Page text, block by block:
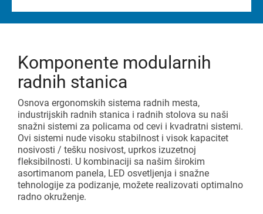
Komponente modularnih
radnih stanica
Osnova ergonomskih sistema radnih mesta,
industrijskih radnih stanica i radnih stolova su naši
snažni sistemi za policama od cevi i kvadratni sistemi.
Ovi sistemi nude visoku stabilnost i visok kapacitet
nosivosti / tešku nosivost, uprkos izuzetnoj
fleksibilnosti. U kombinaciji sa našim širokim
asortimanom panela, LED osvetljenja i snažne
tehnologije za podizanje, možete realizovati optimalno
radno okruženje.